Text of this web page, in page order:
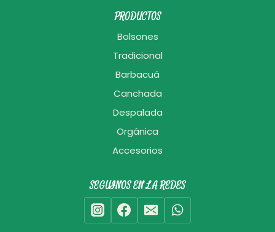
PRODUCTOS
Bolsones
Tradicional
Barbacuá
Canchada
Despalada
Orgánica
Accesorios
SEGUINOS EN LA REDES